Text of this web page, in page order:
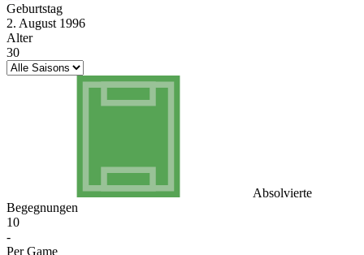
Geburtstag
2. August 1996
Alter
30
Absolvierte
Begegnungen
10
-
Per Game